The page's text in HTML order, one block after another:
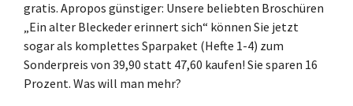
gratis. Apropos günstiger: Unsere beliebten Broschüren
„Ein alter Bleckeder erinnert sich“ können Sie jetzt
sogar als komplettes Sparpaket (Hefte 1-4) zum
Sonderpreis von 39,90 statt 47,60 kaufen! Sie sparen 16
Prozent. Was will man mehr?